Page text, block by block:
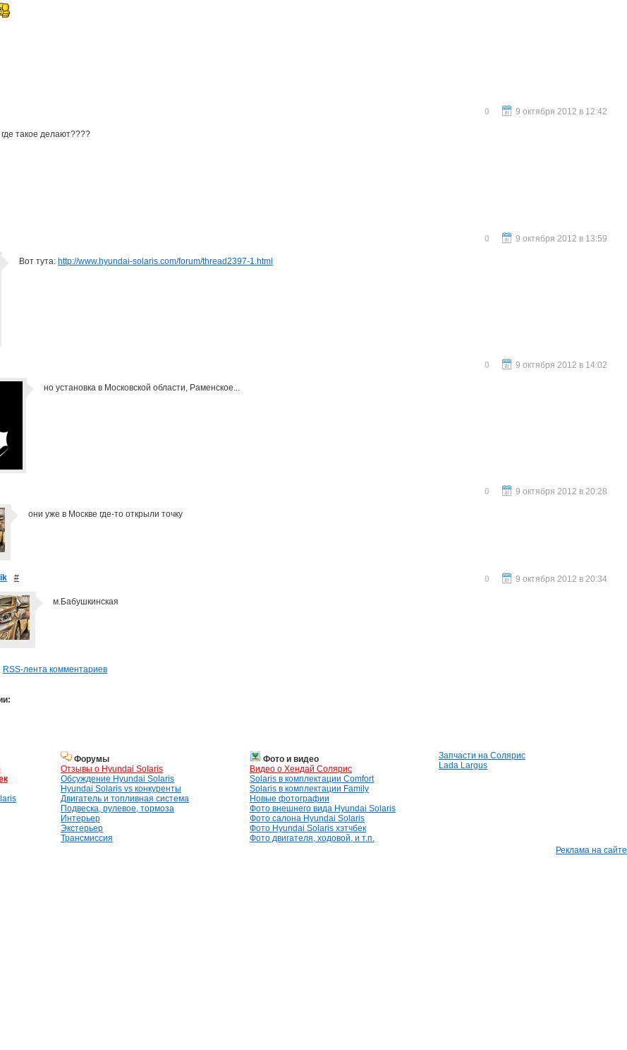
9 октября 2012 в 12:42
0
такое делают????
9 октября 2012 в 13:59
0
Вот тута: http://www.hyundai-solaris.com/forum/thread2397-1.html
9 октября 2012 в 14:02
0
но установка в Московской области, Раменское...
9 октября 2012 в 20:28
0
они уже в Москве где-то открыли точку
# 9 октября 2012 в 20:34
0
м.Бабушкинская
RSS-лента комментариев
Форумы
Отзывы о Hyundai Solaris
Обсуждение Hyundai Solaris
Hyundai Solaris vs конкуренты
Двигатель и топливная система
Подвеска, рулевое, тормоза
Интерьер
Экстерьер
Трансмиссия
Фото и видео
Видео о Хендай Солярис
Solaris в комплектации Comfort
Solaris в комплектации Family
Новые фотографии
Фото внешнего вида Hyundai Solaris
Фото салона Hyundai Solaris
Фото Hyundai Solaris хэтчбек
Фото двигателя, ходовой, и т.п.
Запчасти на Солярис
Lada Largus
Реклама на сайте